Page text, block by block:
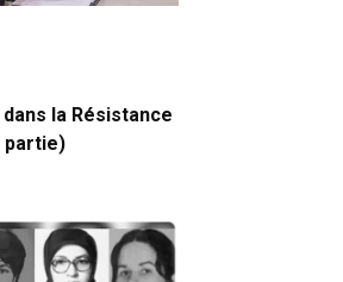
la Résistance
partie)